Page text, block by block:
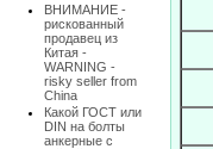
ВНИМАНИЕ -
рискованный
продавец из
Китая -
WARNING -
risky seller from
China
Какой ГОСТ или
DIN на болты
анкерные с